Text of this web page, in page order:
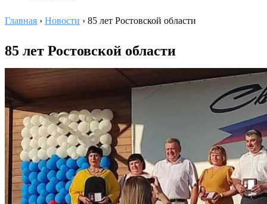
Главная › Новости › 85 лет Ростовской области
85 лет Ростовской области